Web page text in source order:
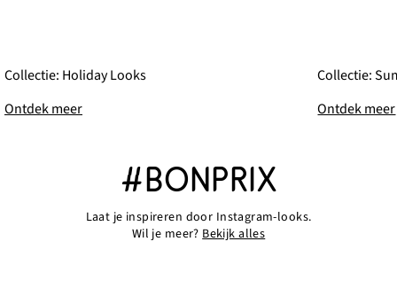
Collectie: Holiday Looks
Ontdek meer
Collectie:
Ontdek meer
#BONPRIX
Laat je inspireren door Instagram-looks.
Wil je meer? Bekijk alles